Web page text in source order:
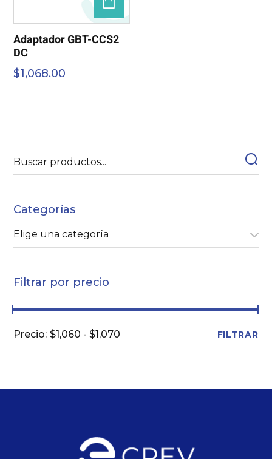
Adaptador GBT-CCS2
DC
$1,068.00
Categorías
Elige una categoría
Filtrar por precio
FILTRAR
$1,060 $1,070